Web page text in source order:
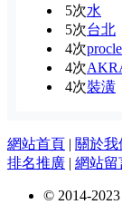
5次水
5次台北
4次
4次
4次裝潢
網站首頁 | 關於我
排名推廣 | 網站留
© 2014-